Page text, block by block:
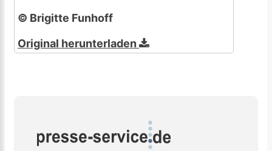
© Brigitte Funhoff
Original herunterladen